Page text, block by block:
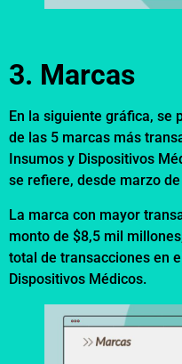
3. Marcas
En la siguiente gráfica, se
de las 5 marcas más
Insumos y Dispositivos
se refiere, desde marzo
La marca con mayor
monto de $8,5 mil
total de transacciones en
Dispositivos Médicos.